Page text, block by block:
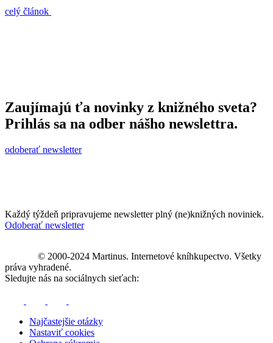
celý článok
Zaujímajú ťa novinky z knižného sveta?
Prihlás sa na odber nášho newslettra.
odoberať newsletter
Každý týždeň pripravujeme newsletter plný (ne)knižných noviniek.
Odoberať newsletter
© 2000-2024 Martinus. Internetové kníhkupectvo. Všetky
práva vyhradené.
Sledujte nás na sociálnych sieťach:
Najčastejšie otázky
Nastaviť cookies